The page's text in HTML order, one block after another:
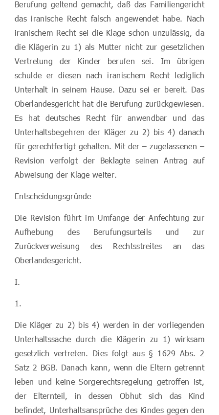
Berufung geltend gemacht, daß das Familiengericht
das iranische Recht falsch angewendet habe. Nach
iranischem Recht sei die Klage schon unzulässig, da
die Klägerin zu 1) als Mutter nicht zur gesetzlichen
Vertretung der Kinder berufen sei. Im übrigen
schulde er diesen nach iranischem Recht lediglich
Unterhalt in seinem Hause. Dazu sei er bereit. Das
Oberlandesgericht hat die Berufung zurückgewiesen.
Es hat deutsches Recht für anwendbar und das
Unterhaltsbegehren der Kläger zu 2) bis 4) danach
für gerechtfertigt gehalten. Mit der – zugelassenen –
Revision verfolgt der Beklagte seinen Antrag auf
Abweisung der Klage weiter.
Entscheidungsgründe
Die Revision führt im Umfange der Anfechtung zur
Aufhebung des Berufungsurteils und zur
Zurückverweisung des Rechtsstreites an das
Oberlandesgericht.
I.
1.
Die Kläger zu 2) bis 4) werden in der vorliegenden
Unterhaltssache durch die Klägerin zu 1) wirksam
gesetzlich vertreten. Dies folgt aus § 1629 Abs. 2
Satz 2 BGB. Danach kann, wenn die Eltern getrennt
leben und keine Sorgerechtsregelung getroffen ist,
der Elternteil, in dessen Obhut sich das Kind
befindet, Unterhaltsansprüche des Kindes gegen den